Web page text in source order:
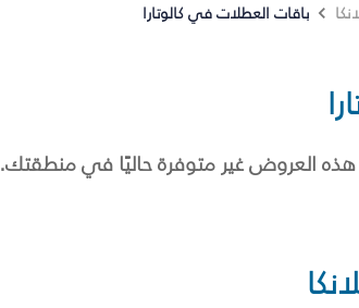
باقات العطلات في كالوتارا
هذه العروض غير متوفرة حاليًا في منطقتك.